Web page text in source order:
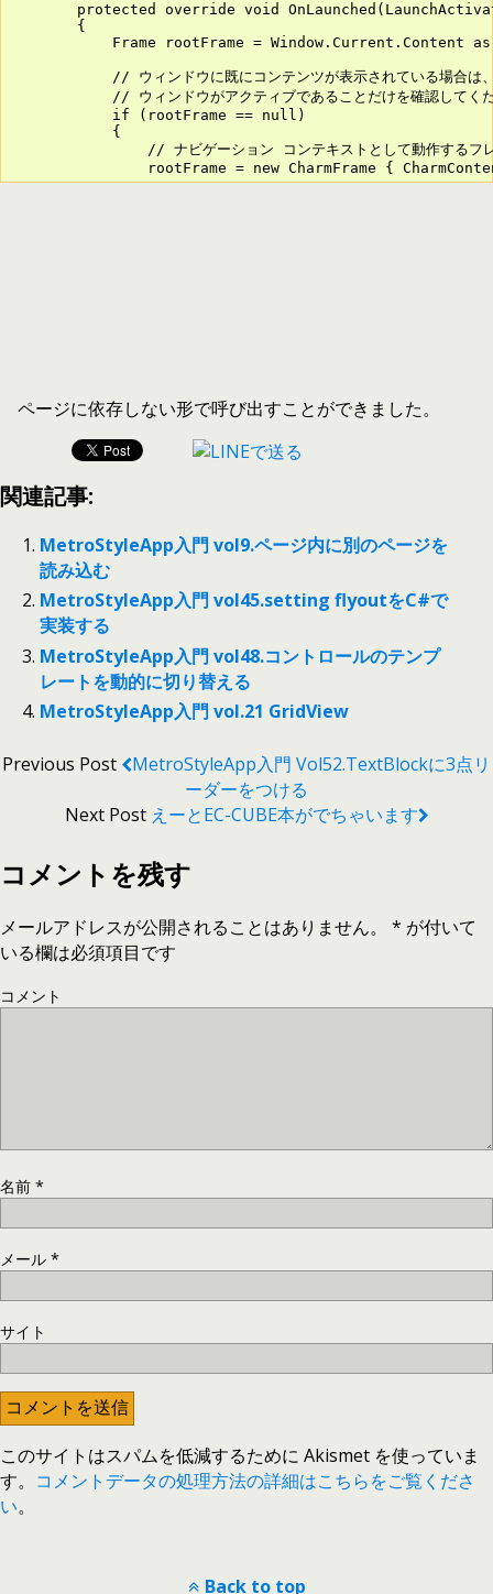
protected override void
        {
Frame rootFrame = Window.Current.Content
// ウィンドウに既にコンテンツが表示されている場合は
// ウィンドウがアクティブであることだけを確認してく
            if (rootFrame == null)
            {
// ナビゲーション コンテキストとして動作するフ
rootFrame = new CharmFrame {
ページに依存しない形で呼び出すことができました。
関連記事:
MetroStyleApp入門 vol9.ページ内に別のページを
読み込む
MetroStyleApp入門 vol45.setting flyoutをC#で
実装する
MetroStyleApp入門 vol48.コントロールのテンプ
レートを動的に切り替える
MetroStyleApp入門 vol.21 GridView
Previous Post
MetroStyleApp入門 Vol52.TextBlockに3点リ
ーダーをつける
Next Post えーとEC-CUBE本がでちゃいます
コメントを残す
メールアドレスが公開されることはありません。 * が付いて
いる欄は必須項目です
コメント
名前 *
メール *
サイト
このサイトはスパムを低減するために Akismet を使っていま
す。 コメントデータの処理方法の詳細はこちらをご覧くださ
い。
Back to top